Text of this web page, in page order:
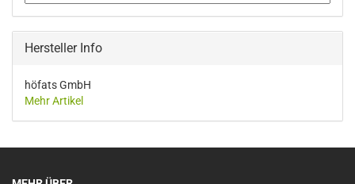
Hersteller Info
höfats GmbH
Mehr Artikel